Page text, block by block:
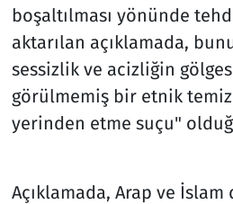
boşaltılması yönünde
aktarılan açıklamada,
sessizlik ve acizliğin
görülmemiş bir etnik
yerinden etme suçu"
Açıklamada, Arap ve İslam